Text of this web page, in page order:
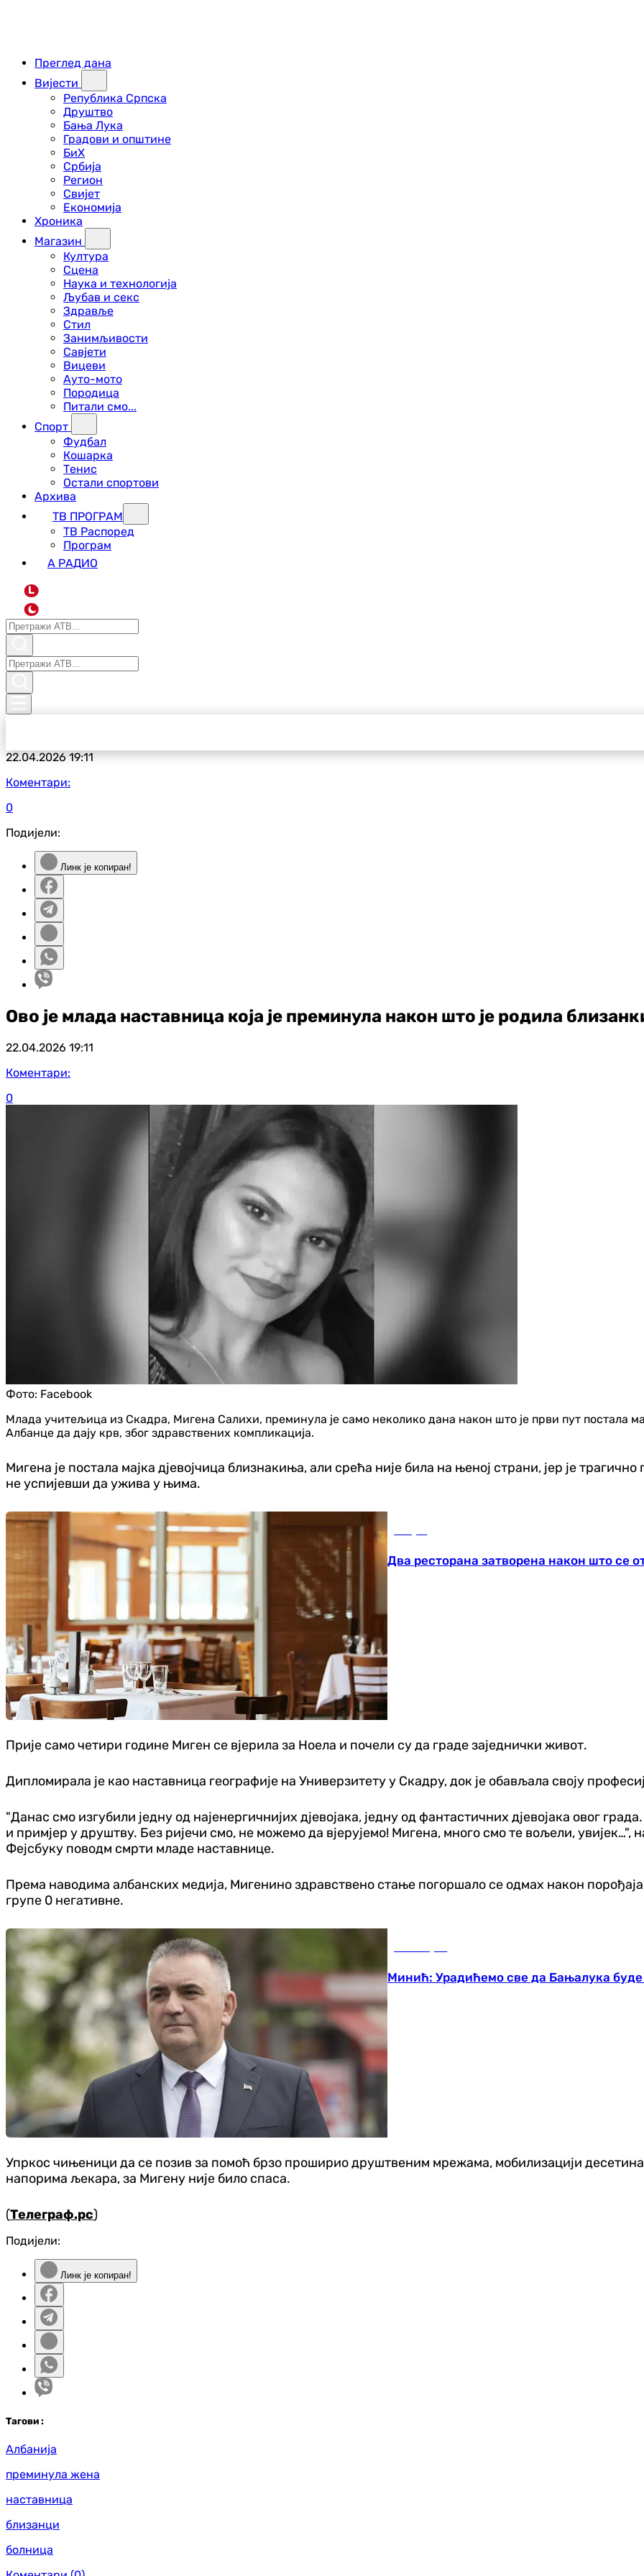
Преглед дана
Вијести
Република Српска
Друштво
Бања Лука
Градови и општине
БиХ
Србија
Регион
Свијет
Економија
Хроника
Магазин
Култура
Сцена
Наука и технологија
Љубав и секс
Здравље
Стил
Занимљивости
Савјети
Вицеви
Ауто-мото
Породица
Питали смо...
Спорт
Фудбал
Кошарка
Тенис
Остали спортови
Архива
ТВ ПРОГРАМ
ТВ Распоред
Програм
А РАДИО
L
22.04.202619:11
Коментари:
0
Подијели:
Линк је копиран!
Ово је млада наставница која је преминула након што је родила
22.04.2026 19:11
Коментари:
0
Фото: Facebook
Млада учитељица из Скадра, Мигена Салихи, преминула је само неколико дана након што је први пут постала
Албанце да дају крв, због здравствених компликација.
Мигена је постала мајка дјевојчица близнакиња, али срећа није била на њеној страни, јер је
не успијевши да ужива у њима.
Два ресторана затворена након што се
Прије само четири године Миген се вјерила за Ноела и почели су да граде заједнички живот.
Дипломирала је као наставница географије на Универзитету у Скадру, док је обављала своју
"Данас смо изгубили једну од најенергичнијих дјевојака, једну од фантастичних дјевојака овог
и примјер у друштву. Без ријечи смо, не можемо да вјерујемо! Мигена, много смо те вољели, увијек…",
Фејсбуку поводм смрти младе наставнице.
Према наводима албанских медија, Мигенино здравствено стање погоршало се одмах након
групе 0 негативне.
Минић: Урадићемо све да Бањалука
Упркос чињеници да се позив за помоћ брзо проширио друштвеним мрежама, мобилизацији десетина
напорима љекара, за Мигену није било спаса.
(Телеграф.рс)
Подијели:
Линк је копиран!
Тагови :
Албанија
преминула жена
наставница
близанци
болница